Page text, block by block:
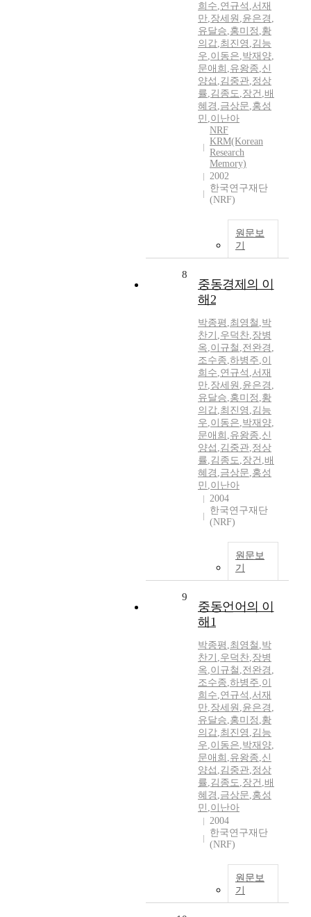
희수,연규석 ,서재
만,장세원 ,윤은경 ,
유달승,홍미정 ,황
의갑,최진영 ,김능
우,이동은,박재양,
문애희 ,유왕종,신
양섭 ,김중관,정상
률,김종도,장건 ,배
혜경 ,금상문,홍성
민 ,이난아
NRF
KRM(Korean
Research
Memory)
2002
한국연구재단
(NRF)
원문보
기
8
중동경제의 이
해2
박종평 ,최영철 ,박
찬기 ,우덕찬,장병
옥,이규철 ,전완경 ,
조수종,하병주,이
희수,연규석 ,서재
만,장세원 ,윤은경 ,
유달승,홍미정 ,황
의갑,최진영 ,김능
우,이동은,박재양,
문애희 ,유왕종,신
양섭 ,김중관,정상
률,김종도,장건 ,배
혜경 ,금상문,홍성
민 ,이난아
2004
한국연구재단
(NRF)
원문보
기
9
중동언어의 이
해1
박종평 ,최영철 ,박
찬기 ,우덕찬,장병
옥,이규철 ,전완경 ,
조수종,하병주,이
희수,연규석 ,서재
만,장세원 ,윤은경 ,
유달승,홍미정 ,황
의갑,최진영 ,김능
우,이동은,박재양,
문애희 ,유왕종,신
양섭 ,김중관,정상
률,김종도,장건 ,배
혜경 ,금상문,홍성
민 ,이난아
2004
한국연구재단
(NRF)
원문보
기